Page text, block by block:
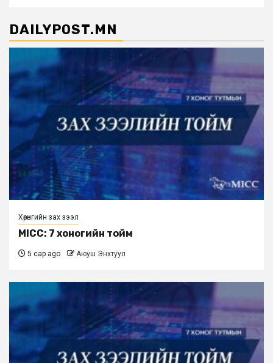
DAILYPOST.MN
Хөрөнгийн зах зээл
MICC: 7 хоногийн тойм
5 сар ago Аюуш Энхтуул